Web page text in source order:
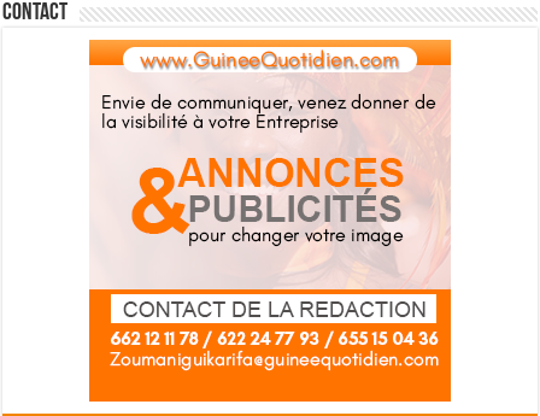
Contact